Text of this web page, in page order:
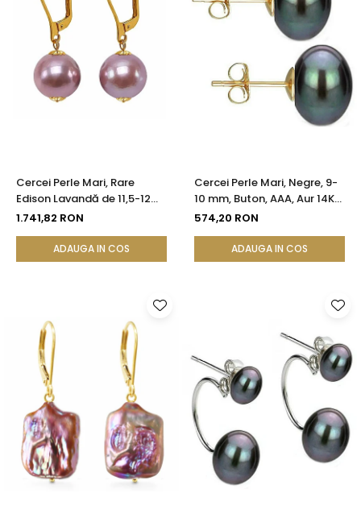
Cercei Perle Mari, Rare
Edison Lavandă de 11,5-12
mm și Aur Galben 14K |
1.741,82 RON
ADAUGA IN COS
Cercei Perle Mari, Negre, 9-
10 mm, Buton, AAA, Aur 14K
(aur 585), Tip Șurub |
574,20 RON
ADAUGA IN COS